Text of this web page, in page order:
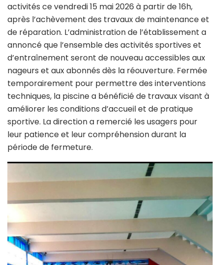
activités ce vendredi 15 mai 2026 à partir de 16h,
après l’achèvement des travaux de maintenance et
de réparation. L’administration de l’établissement a
annoncé que l’ensemble des activités sportives et
d’entraînement seront de nouveau accessibles aux
nageurs et aux abonnés dès la réouverture. Fermée
temporairement pour permettre des interventions
techniques, la piscine a bénéficié de travaux visant à
améliorer les conditions d’accueil et de pratique
sportive. La direction a remercié les usagers pour
leur patience et leur compréhension durant la
période de fermeture.